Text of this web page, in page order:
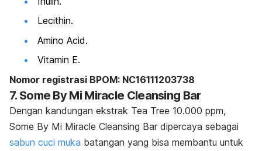
Lecithin.
Amino Acid.
Vitamin E.
Nomor registrasi BPOM: NC16111203738
7. Some By Mi Miracle Cleansing Bar
Dengan kandungan ekstrak Tea Tree 10.000 ppm,
Some By Mi Miracle Cleansing Bar dipercaya sebagai
sabun cuci muka batangan yang bisa membantu untuk